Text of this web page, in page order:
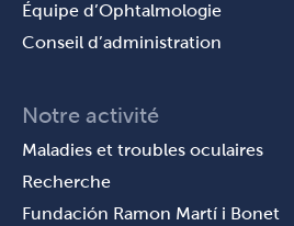
Équipe d’Ophtalmologie
Conseil d’administration
Notre activité
Maladies et troubles oculaires
Recherche
Fundación Ramon Martí i Bonet